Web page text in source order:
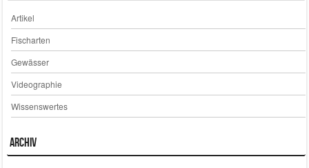
Artikel
Fischarten
Gewässer
Videographie
Wissenswertes
Archiv